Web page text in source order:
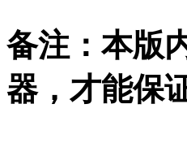
备注：本版
器，才能保